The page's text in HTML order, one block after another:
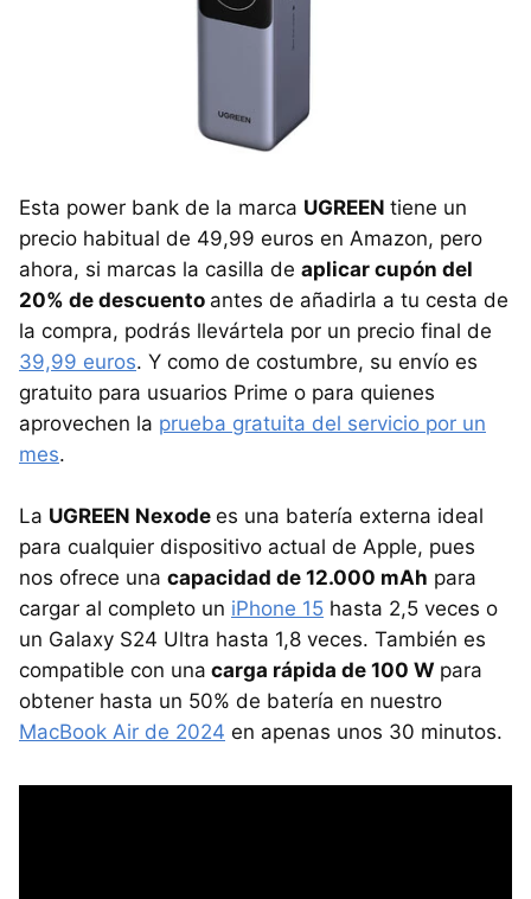
Esta power bank de la marca UGREEN tiene un
precio habitual de 49,99 euros en Amazon, pero
ahora, si marcas la casilla de aplicar cupón del
20% de descuento antes de añadirla a tu cesta de
la compra, podrás llevártela por un precio final de
39,99 euros. Y como de costumbre, su envío es
gratuito para usuarios Prime o para quienes
aprovechen la prueba gratuita del servicio por un
mes.
La UGREEN Nexode es una batería externa ideal
para cualquier dispositivo actual de Apple, pues
nos ofrece una capacidad de 12.000 mAh para
cargar al completo un iPhone 15 hasta 2,5 veces o
un Galaxy S24 Ultra hasta 1,8 veces. También es
compatible con una carga rápida de 100 W para
obtener hasta un 50% de batería en nuestro
MacBook Air de 2024 en apenas unos 30 minutos.